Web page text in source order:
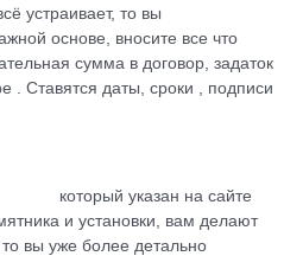
устраивает, то вы
основе, вносите все что
сумма в договор, задаток
. Ставятся даты, сроки , подписи
который указан на сайте
и установки, вам делают
то вы уже более детально